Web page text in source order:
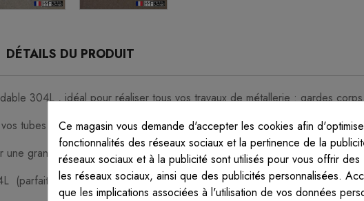
DÉTAILS DU PRODUIT
304L , idéal pour réaliser tous vos travaux de métallerie : gardes
tubes en tube rond de main courante en 40 mm ou 42.4 mm.
grande précision
(parfait pour être soudé)
Ce magasin vous demande d'accepter les cookies afin
fonctionnalités des réseaux sociaux et la pertinence de la
réseaux sociaux et à la publicité sont utilisés pour vous offrir
les réseaux sociaux, ainsi que des publicités personnalisées.
que les implications associées à l'utilisation de vos données